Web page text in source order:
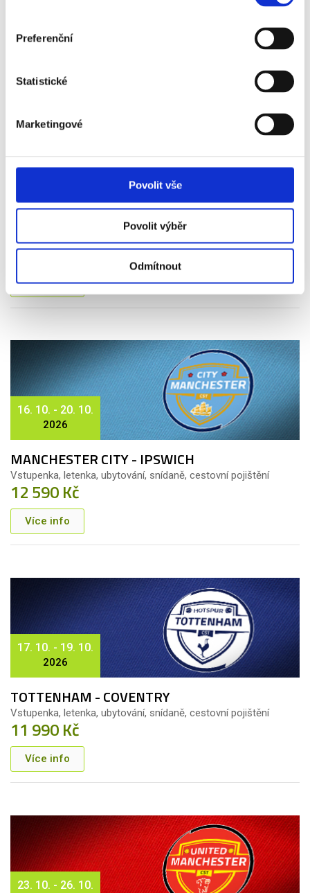
Preferenční
Statistické
Marketingové
Povolit vše
Povolit výběr
Odmítnout
Více info
10. 10. - 12. 10.
27 690 Kč
Více info
16. 10. - 20. 10.
2026
MANCHESTER CITY - IPSWICH
Vstupenka, letenka, ubytování, snídaně, cestovní pojištění
12 590 Kč
Více info
17. 10. - 19. 10.
2026
TOTTENHAM - COVENTRY
Vstupenka, letenka, ubytování, snídaně, cestovní pojištění
11 990 Kč
Více info
23. 10. - 26. 10.